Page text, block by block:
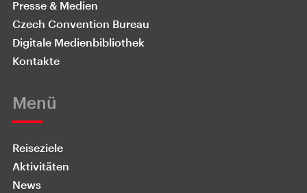
Presse & Medien
Czech Convention Bureau
Digitale Medienbibliothek
Kontakte
Menü
Reiseziele
Aktivitäten
News